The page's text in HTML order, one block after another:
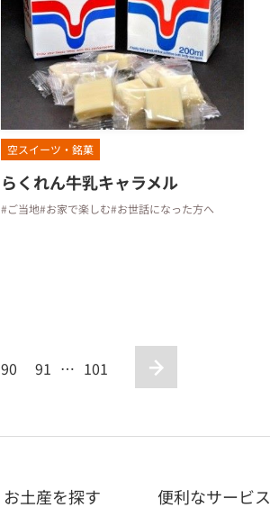
空スイーツ・銘菓
らくれん牛乳キャラメル
#ご当地#お家で楽しむ#お世話になった方へ
90 91 … 101
お土産を探す 便利なサービス